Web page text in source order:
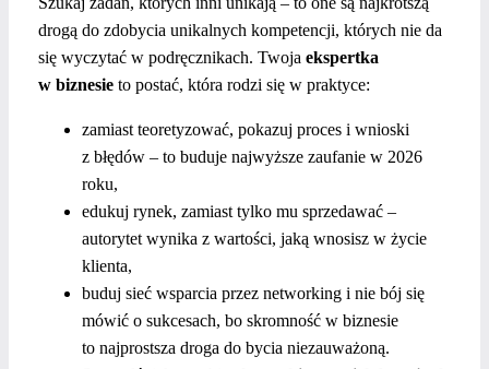
drogą do zdobycia unikalnych kompetencji, których nie da
się wyczytać w podręcznikach. Twoja ekspertka
w biznesie to postać, która rodzi się w praktyce:
zamiast teoretyzować, pokazuj proces i wnioski
z błędów – to buduje najwyższe zaufanie w 2026
roku,
edukuj rynek, zamiast tylko mu sprzedawać –
autorytet wynika z wartości, jaką wnosisz w życie
klienta,
buduj sieć wsparcia przez networking i nie bój się
mówić o sukcesach, bo skromność w biznesie
to najprostsza droga do bycia niezauważoną.